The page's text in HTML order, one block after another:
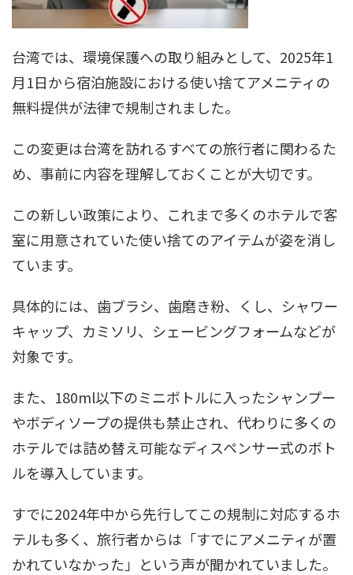
台湾では、環境保護への取り組みとして、2025年1
月1日から宿泊施設における使い捨てアメニティの
無料提供が法律で規制されました。
この変更は台湾を訪れるすべての旅行者に関わるた
め、事前に内容を理解しておくことが大切です。
この新しい政策により、これまで多くのホテルで客
室に用意されていた使い捨てのアイテムが姿を消し
ています。
具体的には、歯ブラシ、歯磨き粉、くし、シャワー
キャップ、カミソリ、シェービングフォームなどが
対象です。
また、180ml以下のミニボトルに入ったシャンプー
やボディソープの提供も禁止され、代わりに多くの
ホテルでは詰め替え可能なディスペンサー式のボト
ルを導入しています。
すでに2024年中から先行してこの規制に対応するホ
テルも多く、旅行者からは「すでにアメニティが置
かれていなかった」という声が聞かれていました。